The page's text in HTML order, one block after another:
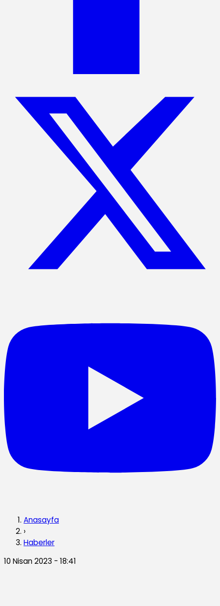
Anasayfa
›
Haberler
10 Nisan 2023 - 18:41